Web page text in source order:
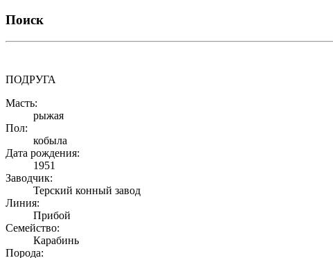
Поиск
ПОДРУГА
Масть:
рыжая
Пол:
кобыла
Дата рождения:
1951
Заводчик:
Терский конный завод
Линия:
Прибой
Семейство:
Карабинь
Порода: